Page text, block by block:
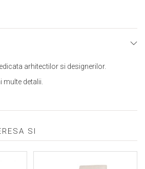
arhitectilor si designerilor.
multe detalii.
SI